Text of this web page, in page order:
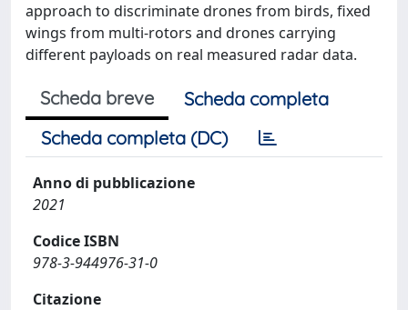
approach to discriminate drones from birds, fixed
wings from multi-rotors and drones carrying
different payloads on real measured radar data.
Scheda breve
Scheda completa
Scheda completa (DC)
Anno di pubblicazione
2021
Codice ISBN
978-3-944976-31-0
Citazione